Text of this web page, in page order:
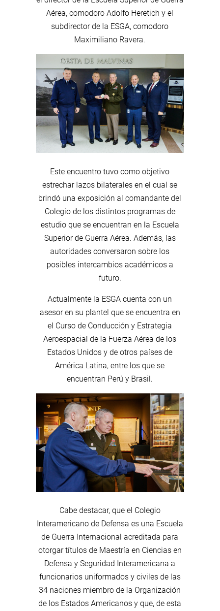
Aérea, comodoro Adolfo Heretich y el
subdirector de la ESGA, comodoro
Maximiliano Ravera.
Este encuentro tuvo como objetivo
estrechar lazos bilaterales en el cual se
brindó una exposición al comandante del
Colegio de los distintos programas de
estudio que se encuentran en la Escuela
Superior de Guerra Aérea. Además, las
autoridades conversaron sobre los
posibles intercambios académicos a
futuro.
Actualmente la ESGA cuenta con un
asesor en su plantel que se encuentra en
el Curso de Conducción y Estrategia
Aeroespacial de la Fuerza Aérea de los
Estados Unidos y de otros países de
América Latina, entre los que se
encuentran Perú y Brasil.
Cabe destacar, que el Colegio
Interamericano de Defensa es una Escuela
de Guerra Internacional acreditada para
otorgar títulos de Maestría en Ciencias en
Defensa y Seguridad Interamericana a
funcionarios uniformados y civiles de las
34 naciones miembro de la Organización
de los Estados Americanos y que, de esta